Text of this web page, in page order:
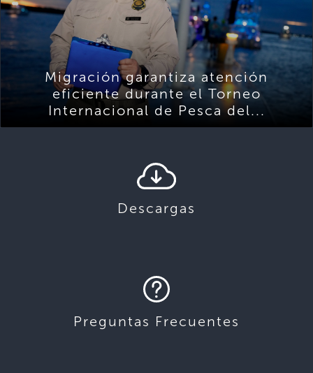
Migración garantiza atención
eficiente durante el Torneo
Internacional de Pesca del...
Descargas
Preguntas Frecuentes